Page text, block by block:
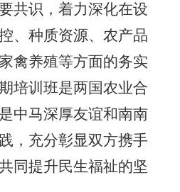
共识，着力深化在设
、种质资源、农产品
禽养殖等方面的务实
期培训班是两国农业合
中马深厚友谊和南南
，充分彰显双方携手
同提升民生福祉的坚